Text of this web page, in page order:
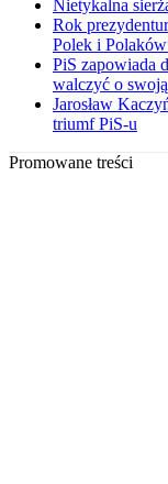
Nietykalna
Rok
Polek i
PiS zapowiada
walczyć o
Jarosław
triumf PiS-u
Promowane treści